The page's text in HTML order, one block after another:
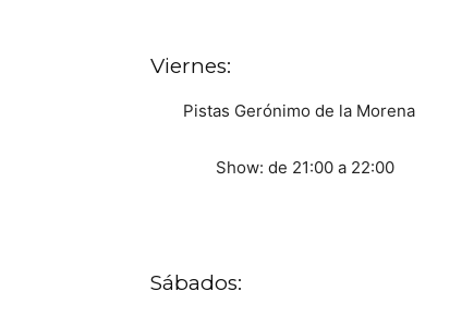
Viernes:
Pistas Gerónimo de la Morena
Show: de 21:00 a 22:00
Sábados: